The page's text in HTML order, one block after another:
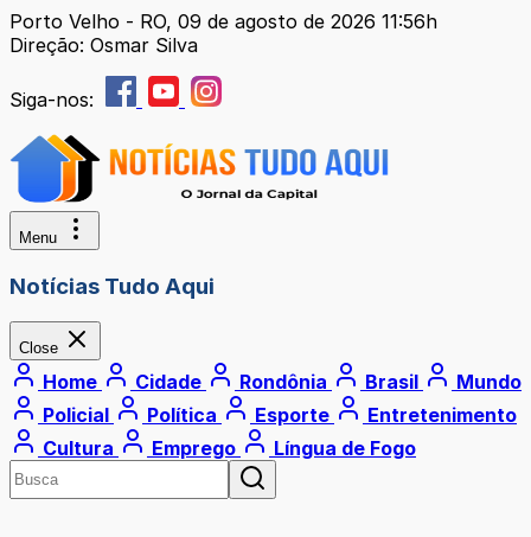
Porto Velho - RO, 09 de agosto de 2026 11:56h
Direção: Osmar Silva
Siga-nos:
Menu
Notícias Tudo Aqui
Close
Home Cidade Rondônia Brasil
Mundo
Policial
Política Esporte
Entretenimento
Cultura
Emprego Língua de Fogo